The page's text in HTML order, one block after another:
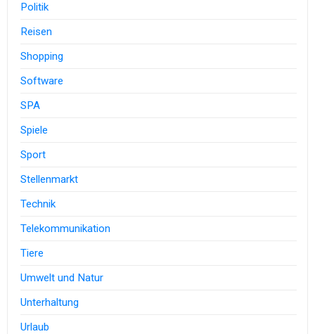
Politik
Reisen
Shopping
Software
SPA
Spiele
Sport
Stellenmarkt
Technik
Telekommunikation
Tiere
Umwelt und Natur
Unterhaltung
Urlaub